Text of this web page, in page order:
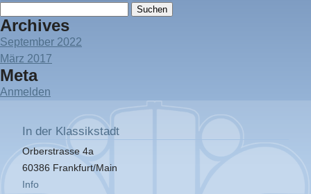
nach:
Archives
September 2022
März 2017
Meta
Anmelden
In der Klassikstadt
Orberstrasse 4a
60386 Frankfurt/Main
Info